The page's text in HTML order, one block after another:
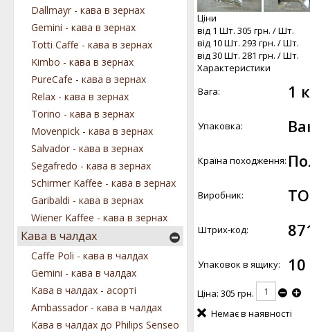
Ціни
від 1 Шт. 305 грн. / Шт.
від 10 Шт. 293 грн. / Шт.
від 30 Шт. 281 грн. / Шт.
Характеристики
Вага:
1
Упаковка:
Країна походження:
Виробник:
Штрих-код:
Упаковок в ящику:
Ціна: 305 грн.
Немає в наявності
Dallmayr - кава в зернах
Gemini - кава в зернах
Totti Caffe - кава в зернах
Kimbo - кава в зернах
PureCafe - кава в зернах
Relax - кава в зернах
Torino - кава в зернах
Movenpick - кава в зернах
Salvador - кава в зернах
Segafredo - кава в зернах
Schirmer Kaffee - кава в зернах
Garibaldi - кава в зернах
Wiener Kaffee - кава в зернах
Кава в чалдах
Caffe Poli - кава в чалдах
Gemini - кава в чалдах
Кава в чалдах - асорті
Ambassador - кава в чалдах
Кава в чалдах до Philips Senseo